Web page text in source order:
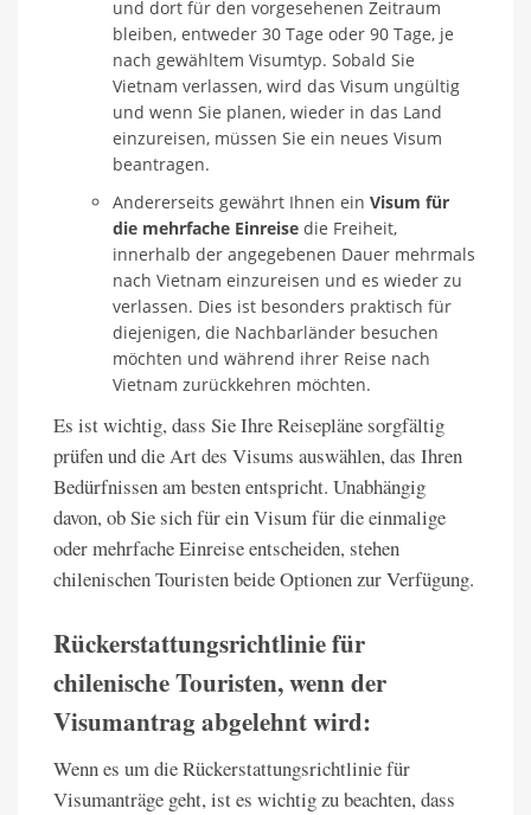
und dort für den vorgesehenen Zeitraum
bleiben, entweder 30 Tage oder 90 Tage, je
nach gewähltem Visumtyp. Sobald Sie
Vietnam verlassen, wird das Visum ungültig
und wenn Sie planen, wieder in das Land
einzureisen, müssen Sie ein neues Visum
beantragen.
Andererseits gewährt Ihnen ein Visum für
die mehrfache Einreise die Freiheit,
innerhalb der angegebenen Dauer mehrmals
nach Vietnam einzureisen und es wieder zu
verlassen. Dies ist besonders praktisch für
diejenigen, die Nachbarländer besuchen
möchten und während ihrer Reise nach
Vietnam zurückkehren möchten.
Es ist wichtig, dass Sie Ihre Reisepläne sorgfältig
prüfen und die Art des Visums auswählen, das Ihren
Bedürfnissen am besten entspricht. Unabhängig
davon, ob Sie sich für ein Visum für die einmalige
oder mehrfache Einreise entscheiden, stehen
chilenischen Touristen beide Optionen zur Verfügung.
Rückerstattungsrichtlinie für
chilenische Touristen, wenn der
Visumantrag abgelehnt wird:
Wenn es um die Rückerstattungsrichtlinie für
Visumanträge geht, ist es wichtig zu beachten, dass